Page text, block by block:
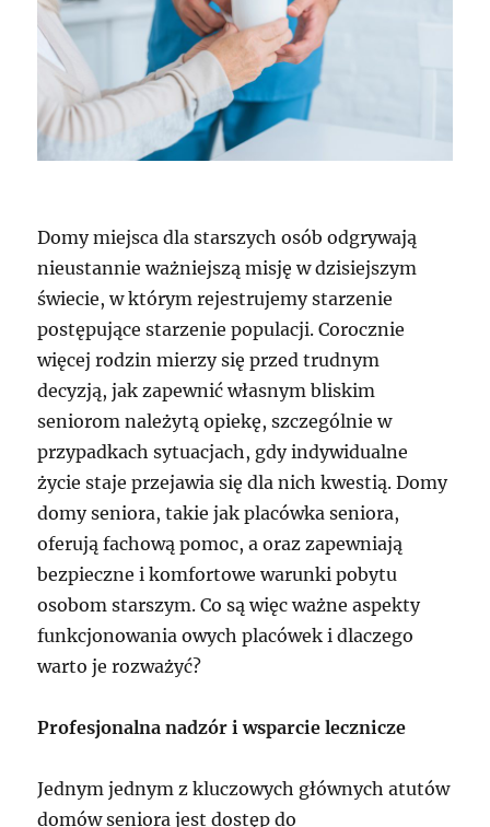
Domy miejsca dla starszych osób odgrywają
nieustannie ważniejszą misję w dzisiejszym
świecie, w którym rejestrujemy starzenie
postępujące starzenie populacji. Corocznie
więcej rodzin mierzy się przed trudnym
decyzją, jak zapewnić własnym bliskim
seniorom należytą opiekę, szczególnie w
przypadkach sytuacjach, gdy indywidualne
życie staje przejawia się dla nich kwestią. Domy
domy seniora, takie jak placówka seniora,
oferują fachową pomoc, a oraz zapewniają
bezpieczne i komfortowe warunki pobytu
osobom starszym. Co są więc ważne aspekty
funkcjonowania owych placówek i dlaczego
warto je rozważyć?
Profesjonalna nadzór i wsparcie lecznicze
Jednym jednym z kluczowych głównych atutów
domów seniora jest dostęp do